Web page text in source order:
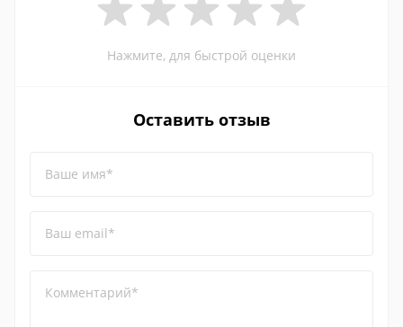
Нажмите, для быстрой оценки
Оставить отзыв
Ваше имя*
Ваш email*
Комментарий*